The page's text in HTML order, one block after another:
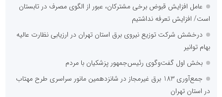
عامل افزایش قبوض برخی مشترکان، عبور از الگوی مصرف در تابستان
است/ افزایش تعرفه نداشتیم
درخشش شرکت توزیع نیروی برق استان تهران در ارزیابی نظارت عالیه
بهام توانیر
بخش اول گفت‌وگوی رئیس‌جمهور پزشکیان با مردم
جمع‌آوری 183 برق غیرمجاز در شانزدهمین مانور سراسری طرح مهتاب
در استان تهران